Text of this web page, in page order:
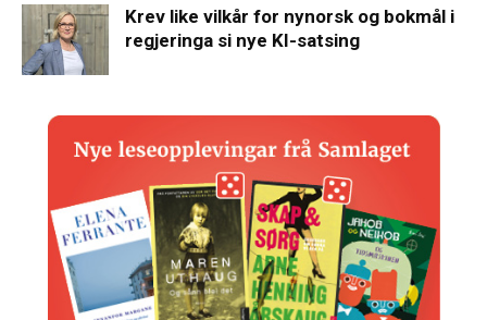
Krev like vilkår for nynorsk og bokmål i
regjeringa si nye KI-satsing